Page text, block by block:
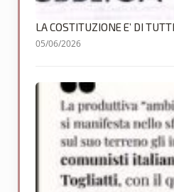
LA COSTITUZIONE E’ DI TUTTI
05/06/2026